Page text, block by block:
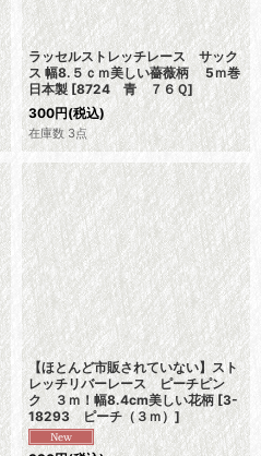
ラッセルストレッチレース サック
ス 幅8.５ｃｍ美しい薔薇柄 5ｍ巻
日本製 [8724 青 ７６Ｑ]
300円(税込)
在庫数 3点
【ほとんど市販されていない】スト
レッチリバーレース ピーチピン
ク ３ｍ！幅8.4cm美しい花柄 [3-
18293 ピーチ（３ｍ）]